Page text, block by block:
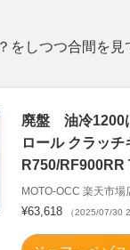
をしつつ合間を見
廃盤 油冷1200
ロール クラッ
R750/
MOTO-OCC 楽天市場
¥63,618 （2025/07/30